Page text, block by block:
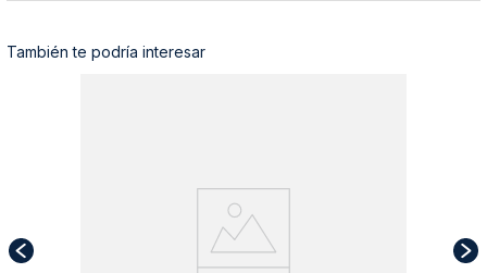
También te podría interesar